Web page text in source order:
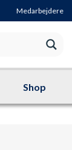
Medarbejdere
Shop